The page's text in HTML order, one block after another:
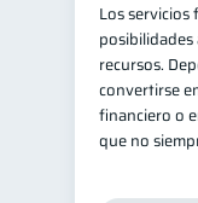
Los
recursos.
convertirse
financiero o
que no